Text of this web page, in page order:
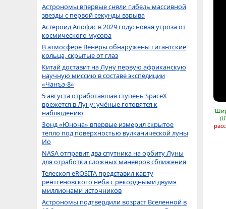
Астрономы впервые сняли гибель массивной
звезды с первой секунды взрыва
Астероид Апофис в 2029 году: новая угроза от
космического мусора
В атмосфере Венеры обнаружены гигантские
кольца, скрытые от глаз
Китай доставит на Луну первую африканскую
научную миссию в составе экспедиции
«Чанъэ-8»
5 августа отработавшая ступень SpaceX
врежется в Луну: учёные готовятся к
наблюдению
Зонд «Юнона» впервые измерил скрытое
тепло под поверхностью вулканической луны
Ио
NASA отправит два спутника на орбиту Луны
для отработки сложных маневров сближения
Телескоп eROSITA представил карту
рентгеновского неба с рекордными двумя
миллионами источников
Астрономы подтвердили возраст Вселенной в